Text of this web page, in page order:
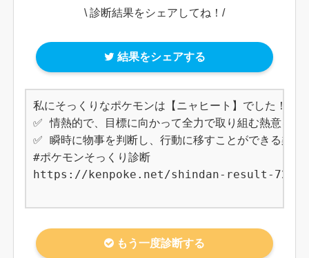
\ 診断結果をシェアしてね！/
結果をシェアする
私にそっくりなポケモンは【ニャヒート】でした！
✅ 情熱的で、目標に向かって全力で取り組む熱意を持
✅ 瞬時に物事を判断し、行動に移すことができる柔軟
#ポケモンそっくり診断
https://kenpoke.net/shindan-result-726
もう一度診断する